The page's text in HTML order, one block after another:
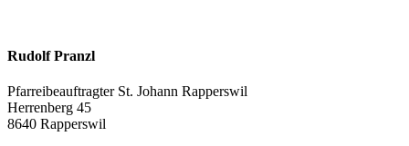
Rudolf Pranzl
Pfarreibeauftragter St. Johann Rapperswil
Herrenberg 45
8640 Rapperswil